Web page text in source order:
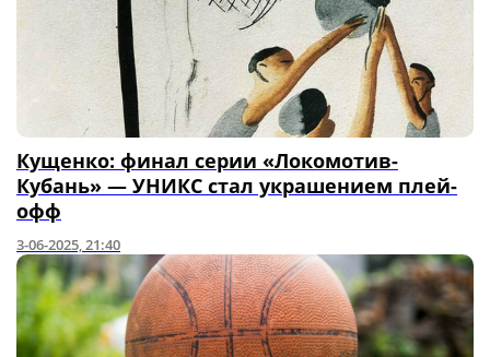
Кущенко: финал серии «Локомотив-
Кубань» — УНИКС стал украшением плей-
офф
3-06-2025, 21:40